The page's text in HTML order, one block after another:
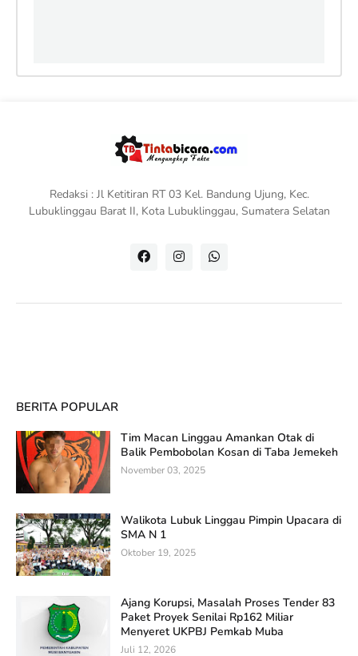
Redaksi : Jl Ketitiran RT 03 Kel. Bandung Ujung, Kec.
Lubuklinggau Barat II, Kota Lubuklinggau, Sumatera Selatan
BERITA POPULAR
Tim Macan Linggau Amankan Otak di
Balik Pembobolan Kosan di Taba Jemekeh
November 03, 2025
Walikota Lubuk Linggau Pimpin Upacara di
SMA N 1
Oktober 19, 2025
Ajang Korupsi, Masalah Proses Tender 83
Paket Proyek Senilai Rp162 Miliar
Menyeret UKPBJ Pemkab Muba
Juli 12, 2026